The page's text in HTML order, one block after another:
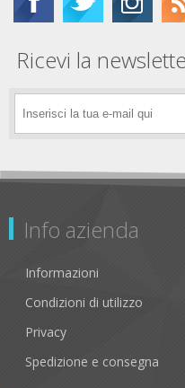
Ricevi la
Info azienda
Informazioni
Condizioni di utilizzo
Privacy
Spedizione e consegna